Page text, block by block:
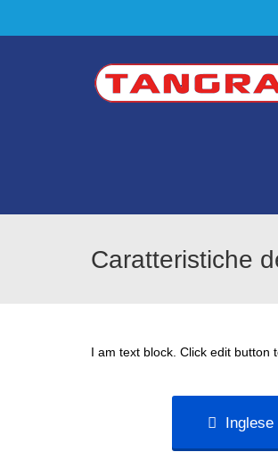
Caratteristiche
I am text block. Click edit button
Inglese